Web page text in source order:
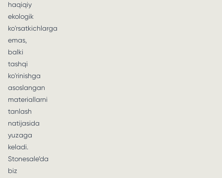
haqiqiy
ekologik
ko'rsatkichlarga
emas,
balki
tashqi
ko'rinishga
asoslangan
materiallarni
tanlash
natijasida
yuzaga
keladi.
Stonesale’da
biz